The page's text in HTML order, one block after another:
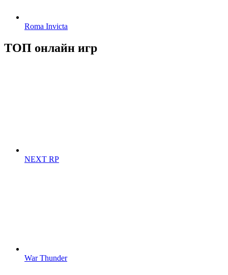
Roma Invicta
ТОП онлайн игр
NEXT RP
War Thunder